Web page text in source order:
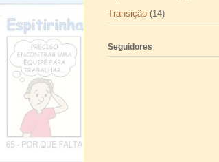
Transição (14)
Seguidores